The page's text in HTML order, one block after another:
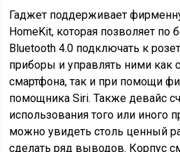
Гаджет поддерживает
HomeKit, которая позволяет по
Bluetooth 4.0 подключать к
приборы и управлять ними
смартфона, так и при помощи
помощника Siri. Также девайс
использования того или иного
можно увидеть столь ценный
сделать ряд выводов. Корпус